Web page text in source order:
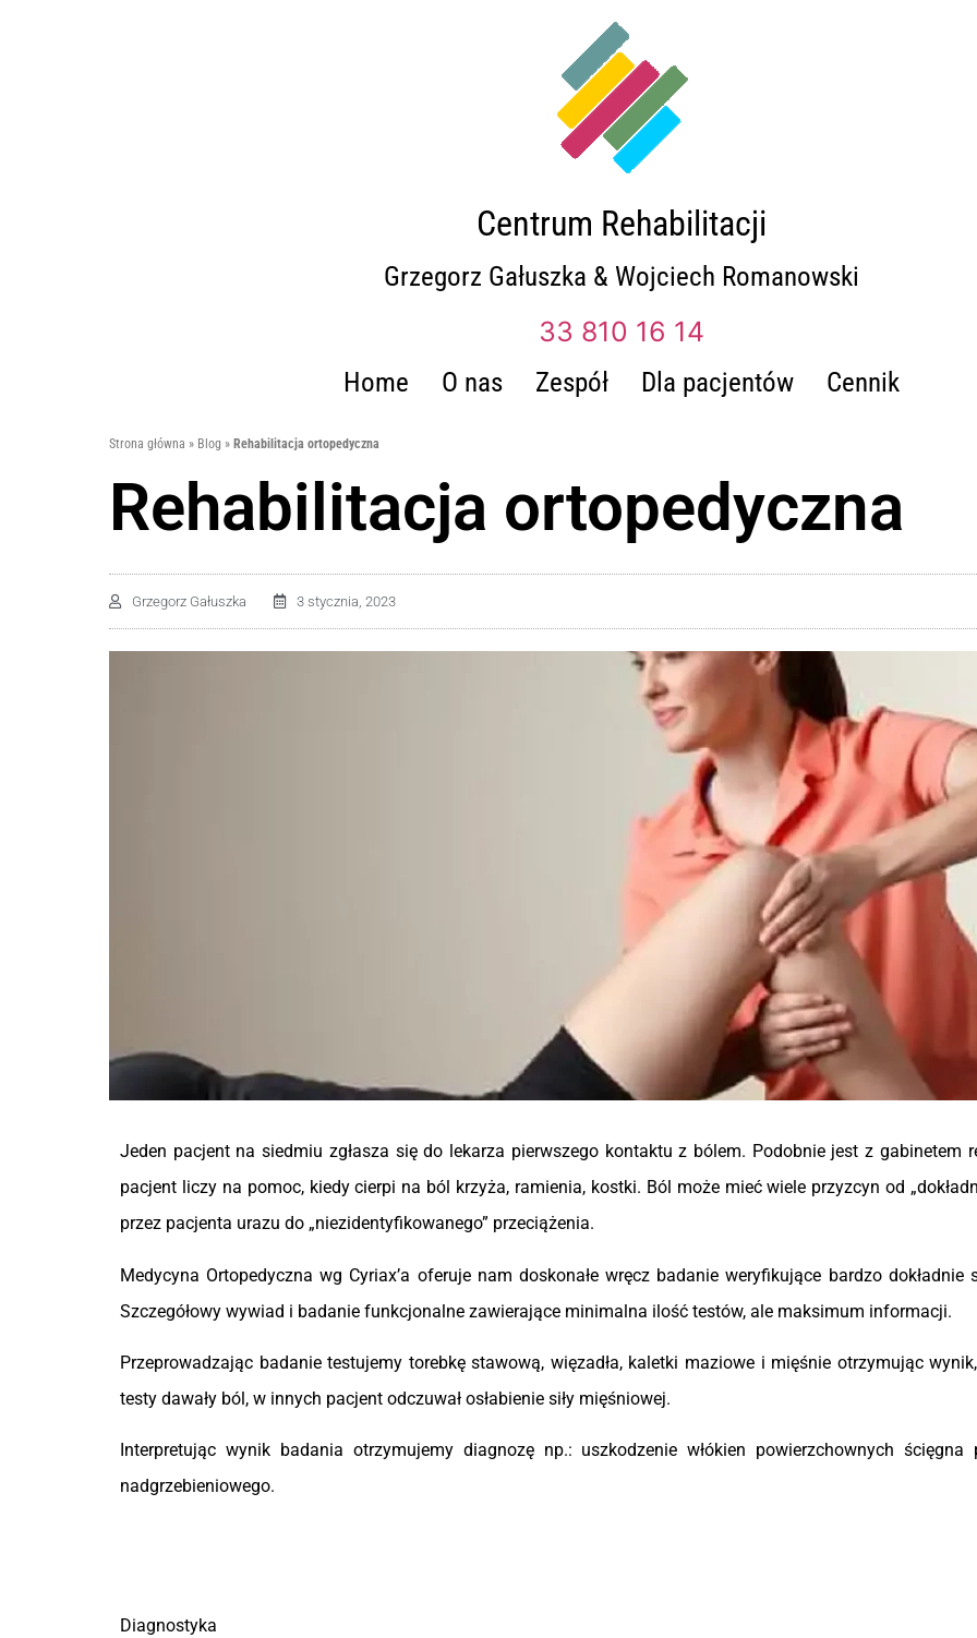
Centrum Rehabilitacji
Grzegorz Gałuszka & Wojciech Romanowski
33 810 16 14
Home O nas Zespół Dla pacjentów Cennik
Strona główna » Blog » Rehabilitacja ortopedyczna
Rehabilitacja ortopedyczna
Grzegorz Gałuszka 3 stycznia, 2023
Jeden pacjent na siedmiu zgłasza się do lekarza pierwszego kontaktu z bólem. Podobnie jest z gabinetem
pacjent liczy na pomoc, kiedy cierpi na ból krzyża, ramienia, kostki. Ból może mieć wiele przyzcyn od
przez pacjenta urazu do „niezidentyfikowanego” przeciążenia.
Medycyna Ortopedyczna wg Cyriax’a oferuje nam doskonałe wręcz badanie weryfikujące bardzo dokładnie
Szczegółowy wywiad i badanie funkcjonalne zawierające minimalna ilość testów, ale maksimum informacji.
Przeprowadzając badanie testujemy torebkę stawową, więzadła, kaletki maziowe i mięśnie otrzymując
testy dawały ból, w innych pacjent odczuwał osłabienie siły mięśniowej.
Interpretując wynik badania otrzymujemy diagnozę np.: uszkodzenie włókien powierzchownych ścięgna
nadgrzebieniowego.
Diagnostyka